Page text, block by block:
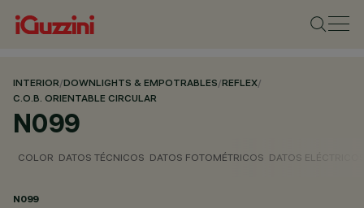
INTERIOR/DOWNLIGHTS & EMPOTRABLES/REFLEX/
C.O.B. ORIENTABLE CIRCULAR
N099
COLOR DATOS TÉCNICOS DATOS FOTOMÉTRICOS DATOS
N099